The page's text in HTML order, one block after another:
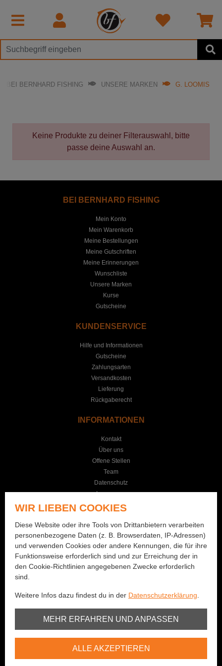
BEI BERNHARD FISHING UNSERE MARKEN G. LOOMIS
Keine Produkte zu deiner Filterauswahl, bitte
passe deine Auswahl an.
BEI BERNHARD FISHING
Mein Konto
Mein Warenkorb
Meine Bestellungen
Meine Gutschriften
Meine Erinnerungen
Wunschliste
Unsere Marken
Kurse
Gutscheine
KUNDENSERVICE
Hilfe und Informationen
Gutscheine
Zahlungsarten
Versandkosten
Lieferung
Rückgaberecht
INFORMATIONEN
Kontakt
Über uns
Offene Stellen
Team
Datenschutz
Impressum
AGB
KONTAKT
Seilereistrasse 19
3114 Wichtrach
+41 (0)31 781 01 77
Montag geschlossen
Dienstag bis Freitag:
08:00 - 12:00 Uhr / 13:30 - 18:30 Uhr
Samstag:
08:00 - 16:00 Uhr
WIR LIEBEN COOKIES
Diese Website oder ihre Tools von Drittanbietern verarbeiten
personenbezogene Daten (z. B. Browserdaten, IP-Adressen)
und verwenden Cookies oder andere Kennungen, die für ihre
Funktionsweise erforderlich sind und zur Erreichung der in
den Cookie-Richtlinien angegebenen Zwecke erforderlich
sind.
Weitere Infos dazu findest du in der Datenschutzerklärung
Unbedingt erforderlich
MEHR ERFAHREN UND ANPASSEN
ALLE AKZEPTIEREN